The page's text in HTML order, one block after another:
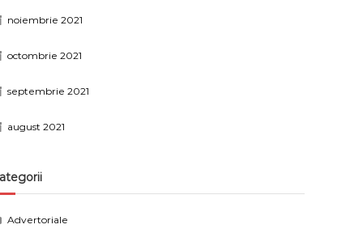
noiembrie 2021
octombrie 2021
septembrie 2021
august 2021
Advertoriale